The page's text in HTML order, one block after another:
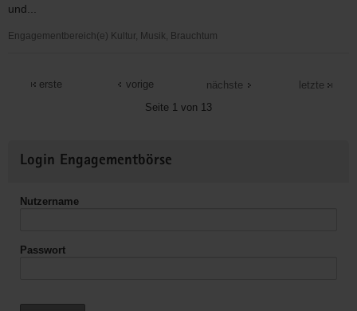
und...
Engagementbereich(e) Kultur, Musik, Brauchtum
erste
vorige
Seite 1 von 13
nächste letzte
Informationen
Login Engagementbörse
Nutzername
Passwort